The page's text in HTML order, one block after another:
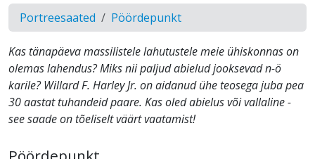
Portreesaated Pöördepunkt
Kas tänapäeva massilistele lahutustele meie ühiskonnas on
olemas lahendus? Miks nii paljud abielud jooksevad n-ö
karile? Willard F. Harley Jr. on aidanud ühe teosega juba pea
30 aastat tuhandeid paare. Kas oled abielus või vallaline -
see saade on tõeliselt väärt vaatamist!